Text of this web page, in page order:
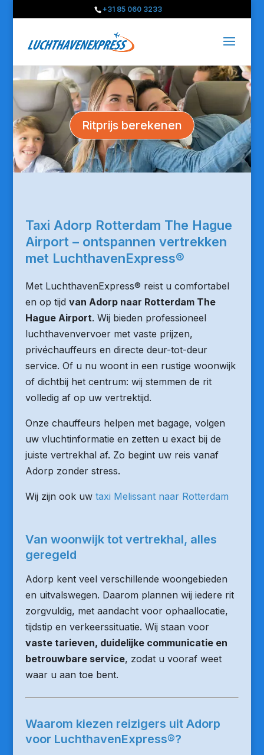
+31 85 060 3233
Ritprijs berekenen
Taxi Adorp Rotterdam The Hague
Airport – ontspannen vertrekken
met LuchthavenExpress®
Met LuchthavenExpress® reist u comfortabel
en op tijd van Adorp naar Rotterdam The
Hague Airport. Wij bieden professioneel
luchthavenvervoer met vaste prijzen,
privéchauffeurs en directe deur-tot-deur
service. Of u nu woont in een rustige woonwijk
of dichtbij het centrum: wij stemmen de rit
volledig af op uw vertrektijd.
Onze chauffeurs helpen met bagage, volgen
uw vluchtinformatie en zetten u exact bij de
juiste vertrekhal af. Zo begint uw reis vanaf
Adorp zonder stress.
Wij zijn ook uw taxi Melissant naar Rotterdam
Van woonwijk tot vertrekhal, alles
geregeld
Adorp kent veel verschillende woongebieden
en uitvalswegen. Daarom plannen wij iedere rit
zorgvuldig, met aandacht voor ophaallocatie,
tijdstip en verkeerssituatie. Wij staan voor
vaste tarieven, duidelijke communicatie en
betrouwbare service, zodat u vooraf weet
waar u aan toe bent.
Waarom kiezen reizigers uit Adorp
voor LuchthavenExpress®?